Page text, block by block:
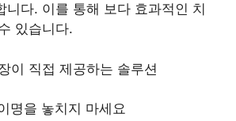
니다. 이를 통해 보다 효과적인 치
있습니다.
이 직접 제공하는 솔루션
명을 놓치지 마세요